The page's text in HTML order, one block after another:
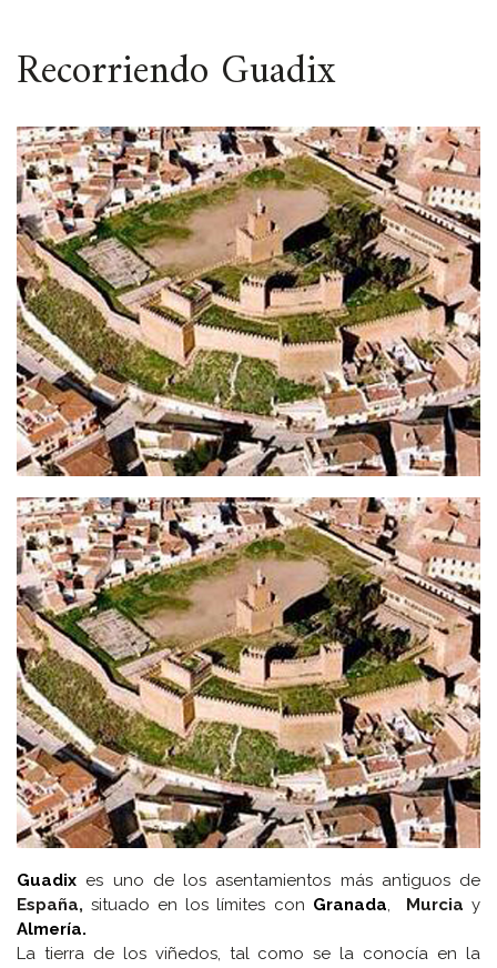
ESPACIO
Recorriendo Guadix
Guadix es uno de los asentamientos más antiguos de
España, situado en los límites con Granada, Murcia y
Almería.
La tierra de los viñedos, tal como se la conocía en la